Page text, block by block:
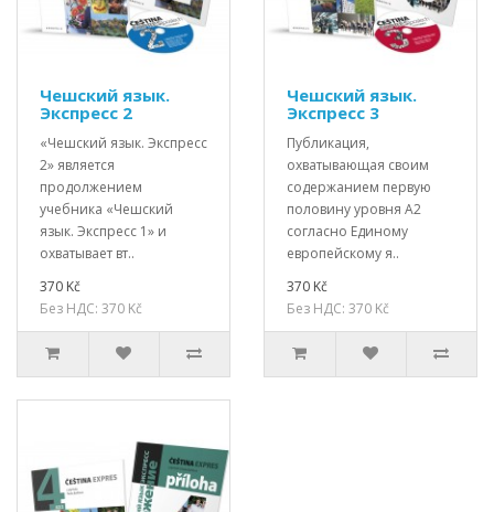
Чешский язык.
Экспресс 2
«Чешский язык. Экспресс
2» является
продолжением
учебника «Чешский
язык. Экспресс 1» и
охватывает вт..
370 Kč
Без НДС: 370 Kč
Чешский язык.
Экспресс 3
Публикация,
охватывающая своим
содержанием первую
половину уровня А2
согласно Единому
европейскому я..
370 Kč
Без НДС: 370 Kč